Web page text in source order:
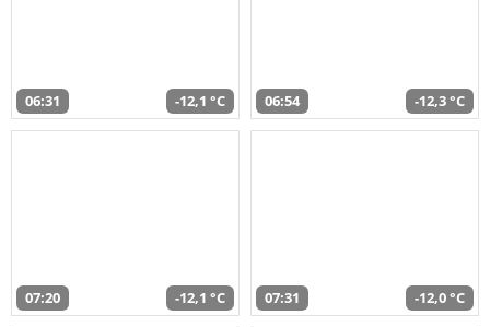
06:31 -12,1 °C 06:54 -12,3 °C
07:20 -12,1 °C 07:31 -12,0 °C